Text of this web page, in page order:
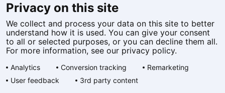
Cookies
Privacy statement
Toegankelijkheid
Algemene voorwaarden
Privacy on this site
We collect and process your data on this site to better
understand how it is used. You can give your consent
to all or selected purposes, or you can decline them all.
For more information, see our privacy policy.
Analytics Conversion tracking
Remarketing
User feedback
3rd party content